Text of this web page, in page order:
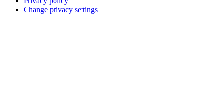
Change privacy settings